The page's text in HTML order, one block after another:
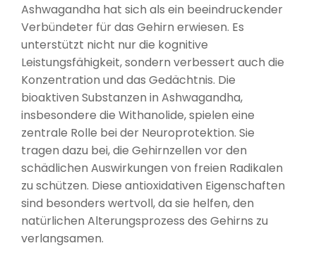
Ashwagandha hat sich als ein beeindruckender
Verbündeter für das Gehirn erwiesen. Es
unterstützt nicht nur die kognitive
Leistungsfähigkeit, sondern verbessert auch die
Konzentration und das Gedächtnis. Die
bioaktiven Substanzen in Ashwagandha,
insbesondere die Withanolide, spielen eine
zentrale Rolle bei der Neuroprotektion. Sie
tragen dazu bei, die Gehirnzellen vor den
schädlichen Auswirkungen von freien Radikalen
zu schützen. Diese antioxidativen Eigenschaften
sind besonders wertvoll, da sie helfen, den
natürlichen Alterungsprozess des Gehirns zu
verlangsamen.